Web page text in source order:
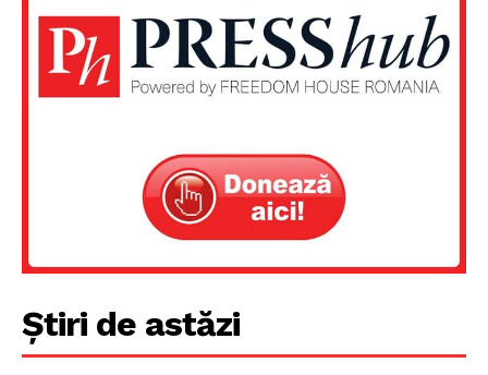
PRESShub
Proiecte editoriale
Știri de astăzi